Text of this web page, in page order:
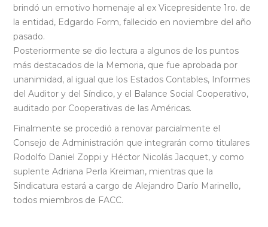
brindó un emotivo homenaje al ex Vicepresidente 1ro. de
la entidad, Edgardo Form, fallecido en noviembre del año
pasado.
Posteriormente se dio lectura a algunos de los puntos
más destacados de la Memoria, que fue aprobada por
unanimidad, al igual que los Estados Contables, Informes
del Auditor y del Síndico, y el Balance Social Cooperativo,
auditado por Cooperativas de las Américas.
Finalmente se procedió a renovar parcialmente el
Consejo de Administración que integrarán como titulares
Rodolfo Daniel Zoppi y Héctor Nicolás Jacquet, y como
suplente Adriana Perla Kreiman, mientras que la
Sindicatura estará a cargo de Alejandro Darío Marinello,
todos miembros de FACC.